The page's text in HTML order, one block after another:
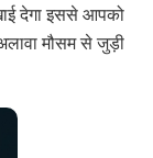
देगा इससे आपको
मौसम से जुड़ी